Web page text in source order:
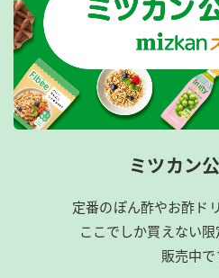
ミツカン
定番のぽん酢やお酢ド
ここでしか買えない
販売中で